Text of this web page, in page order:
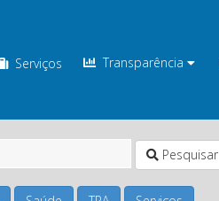
Serviços Transparência
Pesquisar